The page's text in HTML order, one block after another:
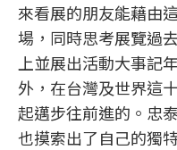
來看展的朋友能藉由
場，同時思考展覽過
上並展出活動大事記
外，在台灣及世界這
起邁步往前進的。忠
也摸索出了自己的獨